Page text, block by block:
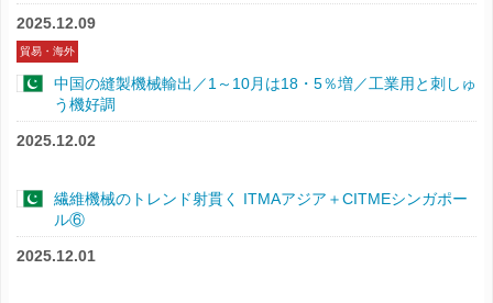
2025.12.09
貿易・海外
中国の縫製機械輸出／1～10月は18・5％増／工業用と刺しゅ
う機好調
2025.12.02
繊維機械のトレンド射貫く ITMAアジア＋CITMEシンガポー
ル⑥
2025.12.01